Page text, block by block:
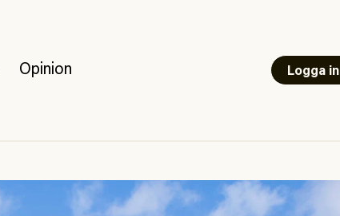
Opinion Logga in